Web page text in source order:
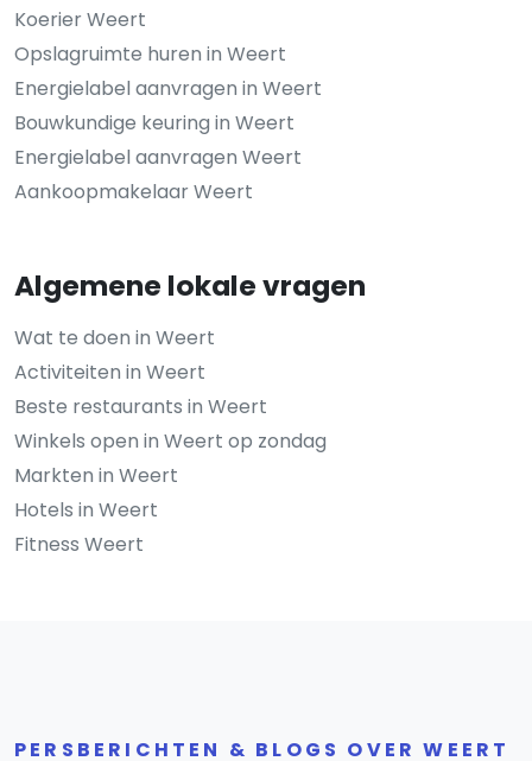
Koerier Weert
Opslagruimte huren in Weert
Energielabel aanvragen in Weert
Bouwkundige keuring in Weert
Energielabel aanvragen Weert
Aankoopmakelaar Weert
Algemene lokale vragen
Wat te doen in Weert
Activiteiten in Weert
Beste restaurants in Weert
Winkels open in Weert op zondag
Markten in Weert
Hotels in Weert
Fitness Weert
PERSBERICHTEN & BLOGS OVER WEERT